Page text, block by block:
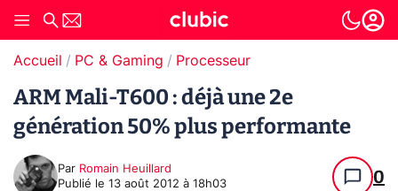
Accueil PC & Gaming Processeur
ARM Mali-T600 : déjà une 2e
génération 50% plus performante
Par Romain Heuillard
Publié le 13 août 2012 à 18h03 0